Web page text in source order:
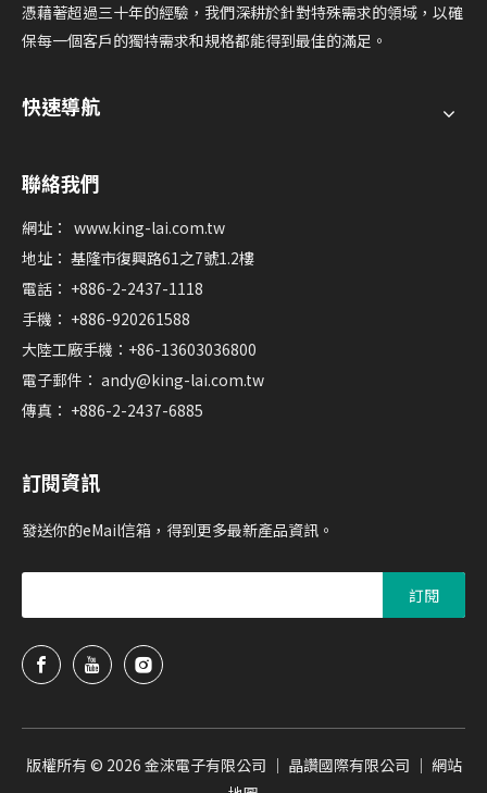
憑藉著超過三十年的經驗，我們深耕於針對特殊需求的領域，以確
保每一個客戶的獨特需求和規格都能得到最佳的滿足。
快速導航
聯絡我們
網址： www.king-lai.com.tw
地址： 基隆市復興路61之7號1.2樓
電話： +886-2-2437-1118
手機： +886-920261588
大陸工廠手機：+86-13603036800
電子郵件： andy@king-lai.com.tw
傳真： +886-2-2437-6885
訂閱資訊
發送你的eMail信箱，得到更多最新產品資訊。
訂閱
版權所有 © 2026 金淶電子有限公司 ｜ 晶讚國際有限公司 ｜ 網站